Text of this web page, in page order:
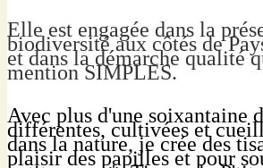
Elle est engagée dans la
biodiversité aux côtés de
etdans la démarche qualité
mention SIMPLES.
Avec plus d'une soixantaine
différentes, cultivées et
dans la nature, je crée des
plaisir des papilles et pour